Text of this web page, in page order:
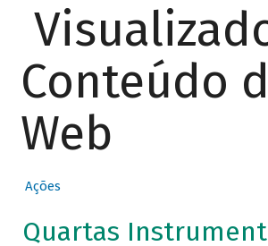
Conteúdo
Web
Ações
Quartas